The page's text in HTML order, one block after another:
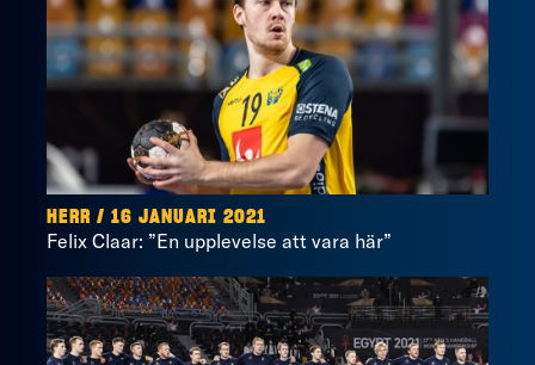
HERR / 16 JANUARI 2021
Felix Claar: ”En upplevelse att vara här”